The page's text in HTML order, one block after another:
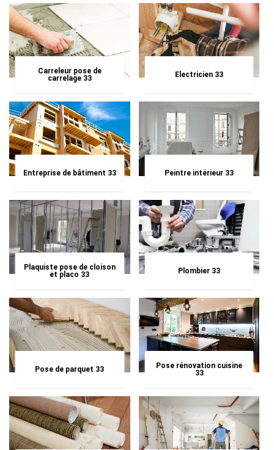
Carreleur pose de
carrelage 33
Electricien 33
Entreprise de bâtiment 33 Peintre intérieur 33
Plaquiste pose de cloison
et placo 33
Plombier 33
Pose de parquet 33
Pose rénovation cuisine
33